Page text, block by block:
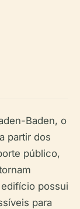
Baden, o
partir dos
público,
possui
para